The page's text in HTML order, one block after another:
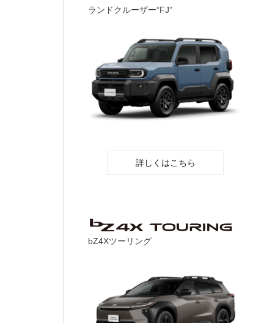
ランドクルーザー“FJ”
詳しくはこちら
bZ4Xツーリング